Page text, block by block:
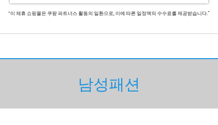
“이 제휴 쇼핑몰은 쿠팡 파트너스 활동의 일환으로, 이에 따른 일정액의 수수료를 제공받습니다.”
남성패션